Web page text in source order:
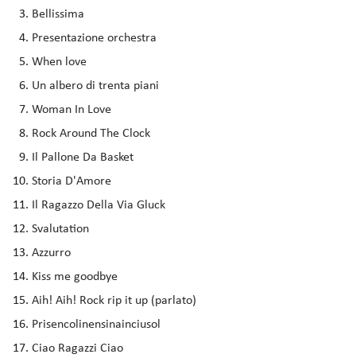
Bellissima
Presentazione orchestra
When love
Un albero di trenta piani
Woman In Love
Rock Around The Clock
Il Pallone Da Basket
Storia D'Amore
Il Ragazzo Della Via Gluck
Svalutation
Azzurro
Kiss me goodbye
Aih! Aih! Rock rip it up (parlato)
Prisencolinensinainciusol
Ciao Ragazzi Ciao